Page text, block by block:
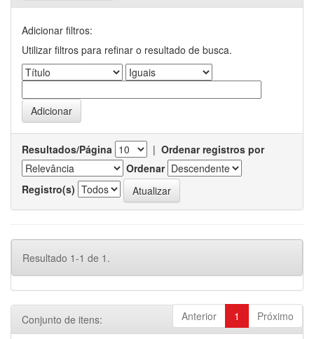
Adicionar filtros:
Utilizar filtros para refinar o resultado de busca.
Resultados/Página | Ordenar registros por
Ordenar
Registro(s)
Resultado 1-1 de 1.
Anterior 1 Próximo
Conjunto de itens: